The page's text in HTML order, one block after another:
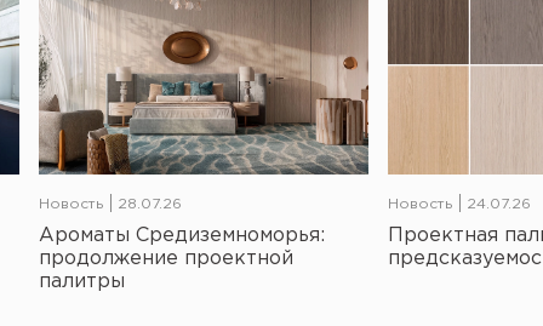
Новость 28.07.26
Ароматы Средиземноморья:
продолжение проектной
палитры
Новость 24.07.26
Проектная